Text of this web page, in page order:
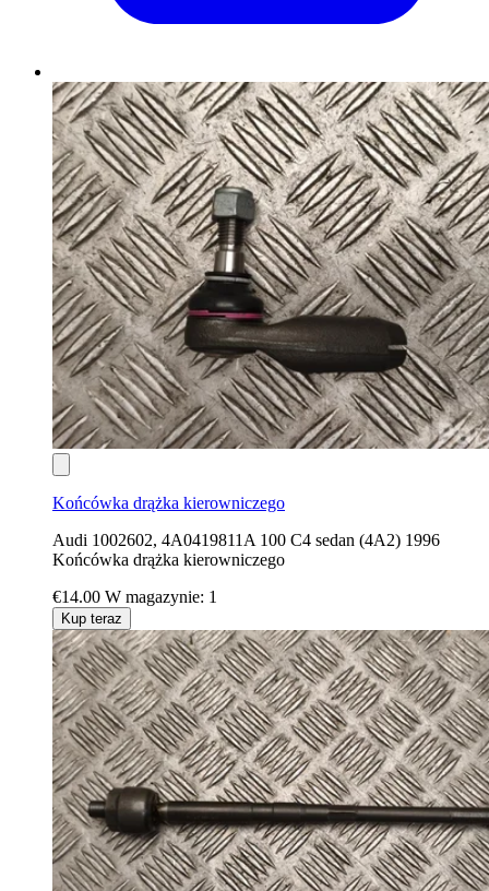
Końcówka drążka kierowniczego
Audi 1002602, 4A0419811A 100 C4 sedan (4A2) 1996
Końcówka drążka kierowniczego
€14.00 W magazynie: 1
Kup teraz